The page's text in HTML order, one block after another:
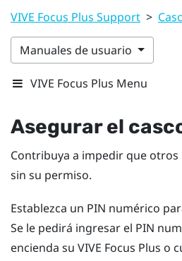
VIVE Focus Plus Support >
Manuales de usuario
VIVE Focus Plus Menu
Asegurar el
Contribuya a impedir que otros
sin su permiso.
Establezca un PIN numérico
Se le pedirá ingresar el PIN
encienda su VIVE Focus Plus o